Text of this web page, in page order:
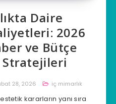
Daire
2026
ve Bütçe
Stratejileri
28, 2026 iç mimarlık
kararların yanı sıra